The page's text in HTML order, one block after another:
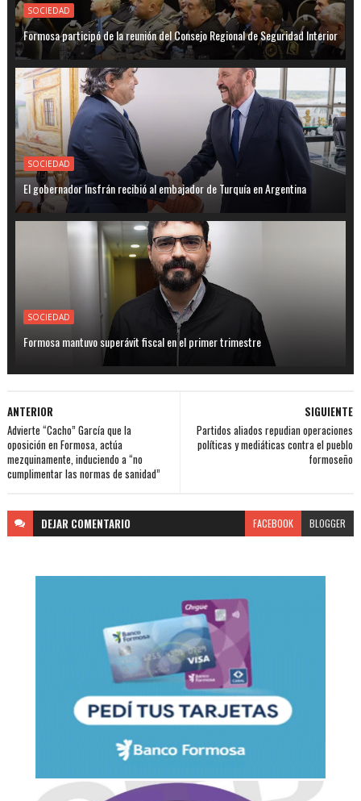
SOCIEDAD
Formosa participó de la reunión del Consejo Regional de Seguridad Interior
SOCIEDAD
El gobernador Insfrán recibió al embajador de Turquía en Argentina
SOCIEDAD
Formosa mantuvo superávit fiscal en el primer trimestre
SIGUIENTE
Partidos aliados repudian operaciones
políticas y mediáticas contra el pueblo
formoseño
ANTERIOR
Advierte “Cacho” García que la
oposición en Formosa, actúa
mezquinamente, induciendo a “no
cumplimentar las normas de sanidad”
DEJAR COMENTARIO FACEBOOK BLOGGER